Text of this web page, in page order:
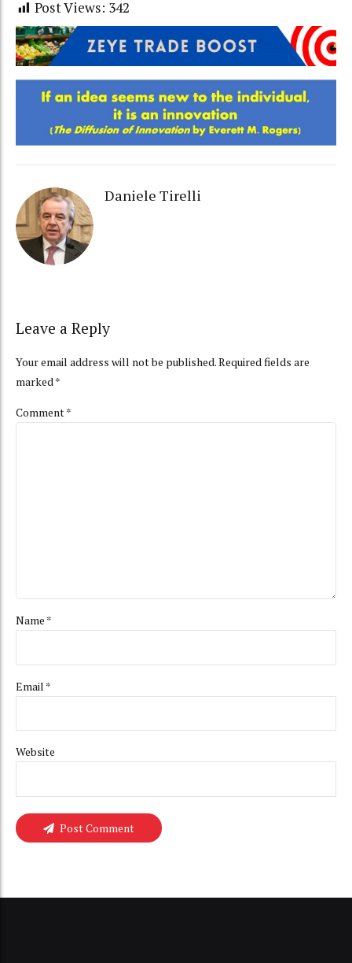
Post Views: 342
Daniele Tirelli
Leave a Reply
Your email address will not be published. Required fields are
marked *
Comment*
Name *
Email *
Website
Post Comment